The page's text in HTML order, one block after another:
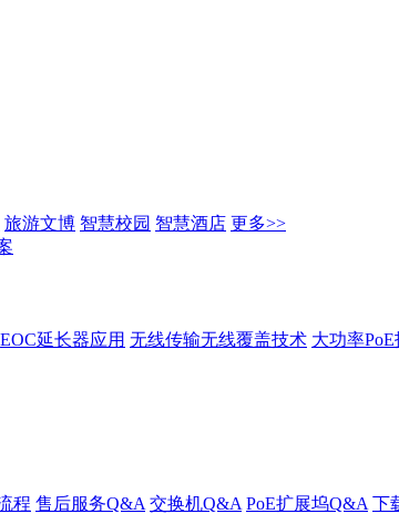
旅游文博 智慧校园 智慧酒店 更多>>
EOC延长器应用 无线传输无线覆盖技术 大功率
程 售后服务Q&A 交换机Q&A PoE扩展坞Q&A 下